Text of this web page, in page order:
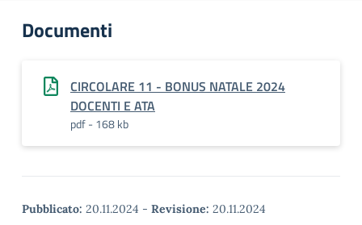
Documenti
CIRCOLARE 11 - BONUS NATALE 2024
DOCENTI E ATA
pdf - 168 kb
Pubblicato: 20.11.2024 - Revisione: 20.11.2024